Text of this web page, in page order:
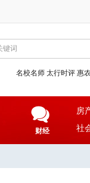
名校名师 太行时评 惠
财经
房
社